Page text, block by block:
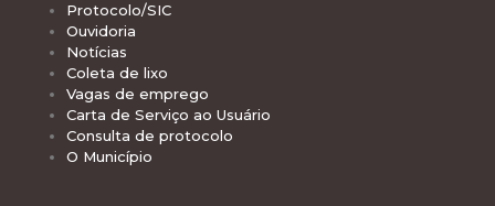
Protocolo/SIC
Ouvidoria
Notícias
Coleta de lixo
Vagas de emprego
Carta de Serviço ao Usuário
Consulta de protocolo
O Município